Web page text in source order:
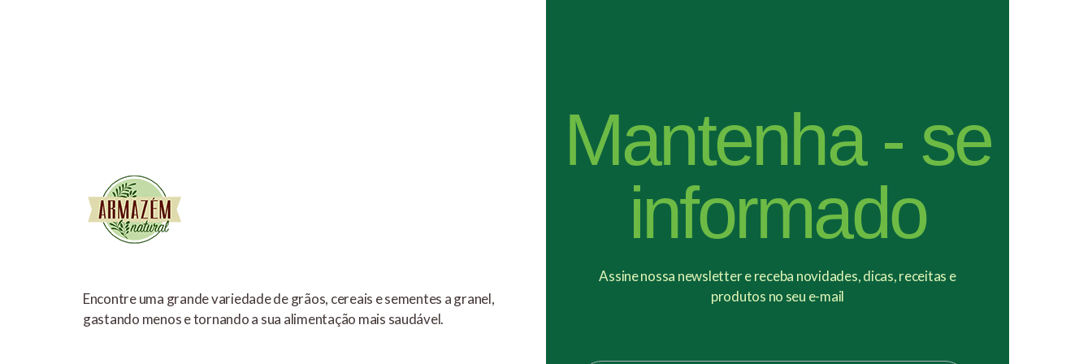
Encontre uma grande variedade de grãos, cereais e sementes a granel,
gastando menos e tornando a sua alimentação mais saudável.
Mantenha - se
informado
Assine nossa newsletter e receba novidades, dicas, receitas e
produtos no seu e-mail